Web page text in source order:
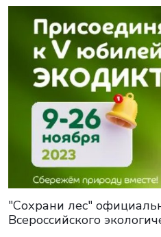
"Сохрани лес"
Всероссийского